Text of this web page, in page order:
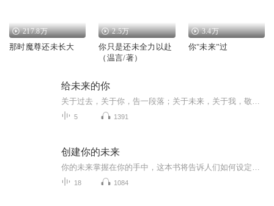
217.8万
那时魔尊还未长大
2.5万
你只是还未全力以赴
（温言/著）
3.4万
你"未来”过
给未来的你
5 1391
创建你的未来
18 1084